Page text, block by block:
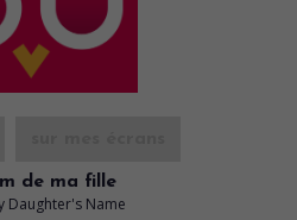
de ma fille
Daughter's Name